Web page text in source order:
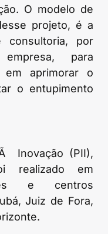
O modelo de
projeto, é a
consultoria, por
para
em aprimorar o
o entupimento
Inovação (PII),
realizado em
e centros
Juiz de Fora,